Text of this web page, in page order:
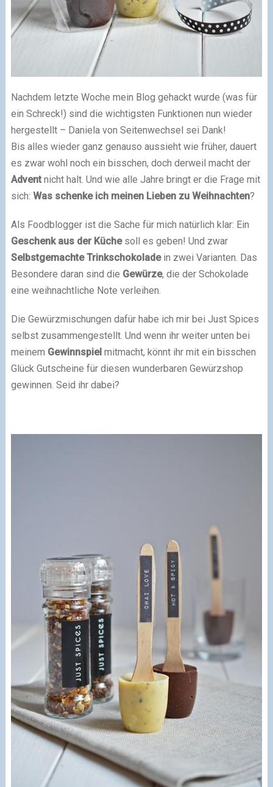
Nachdem letzte Woche mein Blog gehackt wurde (was für
ein Schreck!) sind die wichtigsten Funktionen nun wieder
hergestellt – Daniela von Seitenwechsel sei Dank!
Bis alles wieder ganz genauso aussieht wie früher, dauert
es zwar wohl noch ein bisschen, doch derweil macht der
Adventnicht halt. Und wie alle Jahre bringt er die Frage mit
sich: Was schenke ich meinen Lieben zu Weihnachten?
Als Foodblogger ist die Sache für mich natürlich klar: Ein
Geschenk aus der Küchesoll es geben! Und zwar
Selbstgemachte Trinkschokoladein zwei Varianten. Das
Besondere daran sind die Gewürze, die der Schokolade
eine weihnachtliche Note verleihen.
Die Gewürzmischungen dafür habe ich mir bei Just Spices
selbst zusammengestellt. Und wenn ihr weiter unten bei
meinem Gewinnspielmitmacht, könnt ihr mit ein bisschen
Glück Gutscheine für diesen wunderbaren Gewürzshop
gewinnen. Seid ihr dabei?